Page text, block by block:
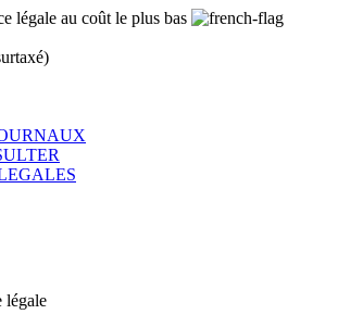
légale au coût le plus bas
légale